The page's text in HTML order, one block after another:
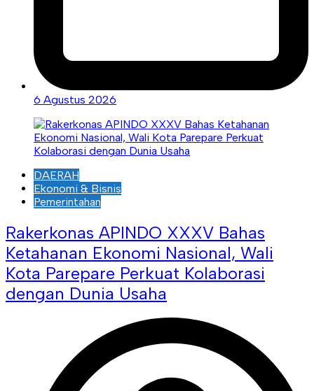
6 Agustus 2026
DAERAH
Ekonomi & Bisnis
Pemerintahan
Rakerkonas APINDO XXXV Bahas
Ketahanan Ekonomi Nasional, Wali
Kota Parepare Perkuat Kolaborasi
dengan Dunia Usaha